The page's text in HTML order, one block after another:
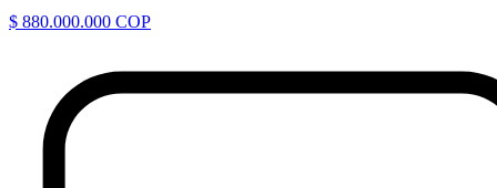
$ 880.000.000 COP